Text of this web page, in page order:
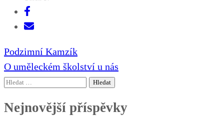
Navigace
pro
příspěvek
Podzimní Kamzík
O uměleckém školství u nás
Vyhledávání
Nejnovější příspěvky